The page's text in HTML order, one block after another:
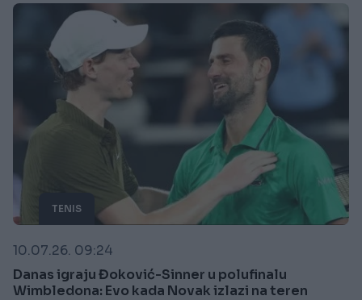
TENIS
10.07.26. 09:24
Danas igraju Đoković-Sinner u polufinalu
Wimbledona: Evo kada Novak izlazi na teren